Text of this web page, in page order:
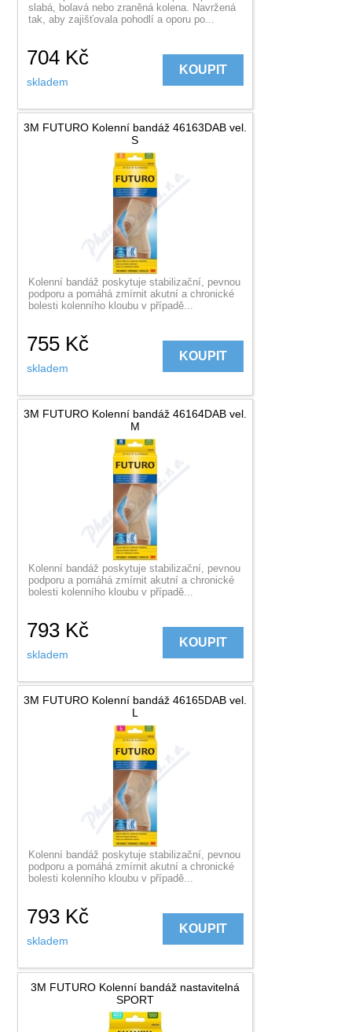
slabá, bolavá nebo zraněná kolena. Navržená
tak, aby zajišťovala pohodlí a oporu po...
704 Kč
skladem
KOUPIT
3M FUTURO Kolenní bandáž 46163DAB vel.
S
Kolenní bandáž poskytuje stabilizační, pevnou
podporu a pomáhá zmírnit akutní a chronické
bolesti kolenního kloubu v případě...
755 Kč
skladem
KOUPIT
3M FUTURO Kolenní bandáž 46164DAB vel.
M
Kolenní bandáž poskytuje stabilizační, pevnou
podporu a pomáhá zmírnit akutní a chronické
bolesti kolenního kloubu v případě...
793 Kč
skladem
KOUPIT
3M FUTURO Kolenní bandáž 46165DAB vel.
L
Kolenní bandáž poskytuje stabilizační, pevnou
podporu a pomáhá zmírnit akutní a chronické
bolesti kolenního kloubu v případě...
793 Kč
skladem
KOUPIT
3M FUTURO Kolenní bandáž nastavitelná
SPORT